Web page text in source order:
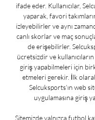
ifade eder. Kullanıcılar,
yaparak, favori
izleyebilirler ve aynı
canlı skorlar ve maç
de erişebilirler.
ücretsizdir ve
giriş yapabilmeleri için
etmeleri gerekir. İlk
Selcuksports’ın web
uygulamasına giriş
Sitemizde yalnızca futbol